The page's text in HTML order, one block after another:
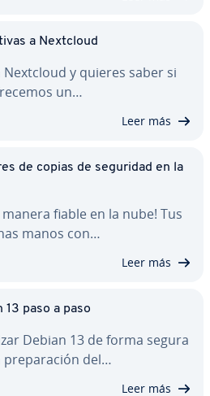
a Nextcloud
y quieres saber si
un…
Leer más
de copias de seguridad en la
fiable en la nube! Tus
manos con…
Leer más
13 paso a paso
Debian 13 de forma segura
pre­pa­ra­ción del…
Leer más